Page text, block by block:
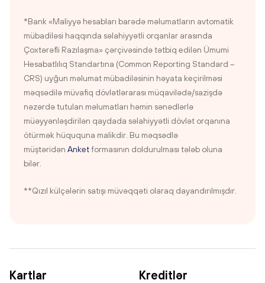
*Bank «Maliyyə hesabları barədə məlumatların avtomatik
mübadiləsi haqqında səlahiyyətli orqanlar arasında
Çoxtərəfli Razılaşma» çərçivəsində tətbiq edilən Ümumi
Hesabatlılıq Standartına (Common Reporting Standard –
CRS) uyğun məlumat mübadiləsinin həyata keçirilməsi
məqsədilə müvafiq dövlətlərarası müqavilədə/sazişdə
nəzərdə tutulan məlumatları həmin sənədlərlə
müəyyənləşdirilən qaydada səlahiyyətli dövlət orqanına
ötürmək hüququna malikdir. Bu məqsədlə
müştəridən Anketformasının doldurulması tələb oluna
bilər.
**Qızıl külçələrin satışı müvəqqəti olaraq dayandırılmışdır.
Kartlar
Kreditlər